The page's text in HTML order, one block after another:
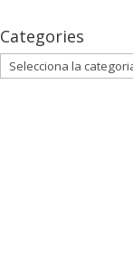
Categories
Categories